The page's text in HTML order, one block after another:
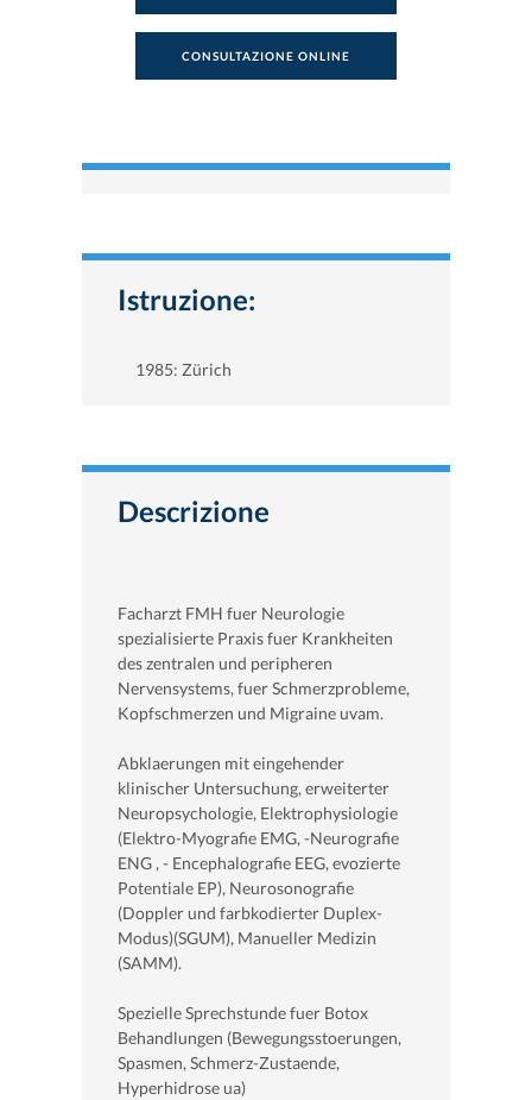
CONSULTAZIONE ONLINE
Istruzione:
1985: Zürich
Descrizione
Facharzt FMH fuer Neurologie
spezialisierte Praxis fuer Krankheiten
des zentralen und peripheren
Nervensystems, fuer Schmerzprobleme,
Kopfschmerzen und Migraine uvam.
Abklaerungen mit eingehender
klinischer Untersuchung, erweiterter
Neuropsychologie, Elektrophysiologie
(Elektro-Myografie EMG, -Neurografie
ENG , - Encephalografie EEG, evozierte
Potentiale EP), Neurosonografie
(Doppler und farbkodierter Duplex-
Modus)(SGUM), Manueller Medizin
(SAMM).
Spezielle Sprechstunde fuer Botox
Behandlungen (Bewegungsstoerungen,
Spasmen, Schmerz-Zustaende,
Hyperhidrose ua)